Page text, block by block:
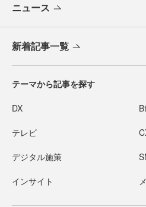
ニュース
新着記事一覧
テーマから記事を探す
DX
テレビ
デジタル施策
インサイト